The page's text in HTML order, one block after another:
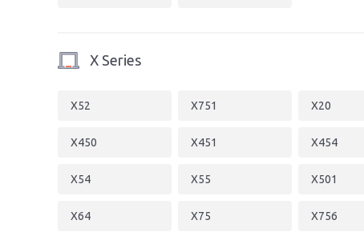
X Series
X52 X751 X20
X450 X451 X454
X54 X55 X501
X64 X75 X756